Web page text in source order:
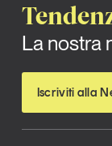
La nostra
Iscriviti alla